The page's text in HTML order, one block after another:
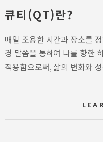
큐티(QT)란?
매일 조용한 시간과 장소를
경 말씀을 통하여 나를 향한
적용함으로써, 삶의 변화와